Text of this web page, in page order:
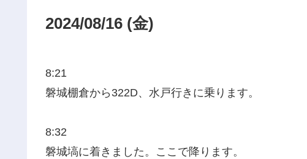
2024/08/16 (金)
8:21
磐城棚倉から322D、水戸行きに乗ります。
8:32
磐城塙に着きました。ここで降ります。